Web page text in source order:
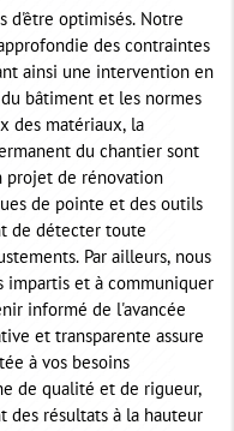
d'être optimisés. Notre
des contraintes
ainsi une intervention en
bâtiment et les normes
des matériaux, la
du chantier sont
projet de rénovation
de pointe et des outils
de détecter toute
Par ailleurs, nous
impartis et à communiquer
informé de l'avancée
et transparente assure
à vos besoins
de qualité et de rigueur,
des résultats à la hauteur